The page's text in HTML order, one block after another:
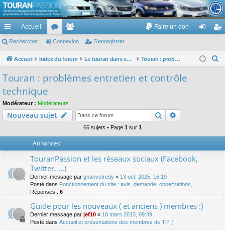
TouranPassion
Le forum des propriétaires ou futurs acquéreurs du Volkswagen Touran
cc
ès
pi
de
Accueil
or
u
e
m
Faire un don
ne nr
Rechercher Connexion S’enregistrer
Accueil Index du forum Le touran dans ses versions I (V1 V2 V3) et II ... Touran : problèmes entretien et contrôle technique
h
Touran : problèmes entretien et contrôle
technique
Modérateur : Modérateurs
Nouveau sujet Rechercher
66 sujets • Page 1 sur 1
Annonces
TouranPassion et les réseaux sociaux (Facebook,
Twitter, ...)
Dernier message par gnanvofredy « 13 oct. 2025, 16:19
Posté dans Fonctionnement du site : avis, demande, observations, ...
Réponses : 6
Guide pour les nouveaux ( et anciens ) membres :)
Dernier message par jef10 « 10 mars 2013, 09:39
Posté dans Accueil et présentations des membres de TP :)